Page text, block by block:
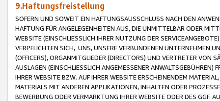
9.Haftungsfreistellung
SOFERN UND SOWEIT EIN HAFTUNGSAUSSCHLUSS NACH DEN
HAFTUNG FÜR ANGELEGENHEITEN AUS, DIE UNMITTELBAR ODER
WEBSITE (EINSCHLIESSLICH IHRER NUTZUNG DER
VERPFLICHTEN SICH, UNS, UNSERE VERBUNDENEN UNTERNEHMEN
(OFFICERS), ORGANMITGLIEDER (DIRECTORS) UND VERTRETER VON
AUSLAGEN (EINSCHLIESSLICH ANGEMESSENER
IHRER WEBSITE BZW. AUF IHRER WEBSITE ERSCHEINENDEM
MATERIALS MIT ANDEREN APPLIKATIONEN, INHALTEN ODER
BEWERBUNG ODER VERMARKTUNG IHRER WEBSITE ODER DES GGF.